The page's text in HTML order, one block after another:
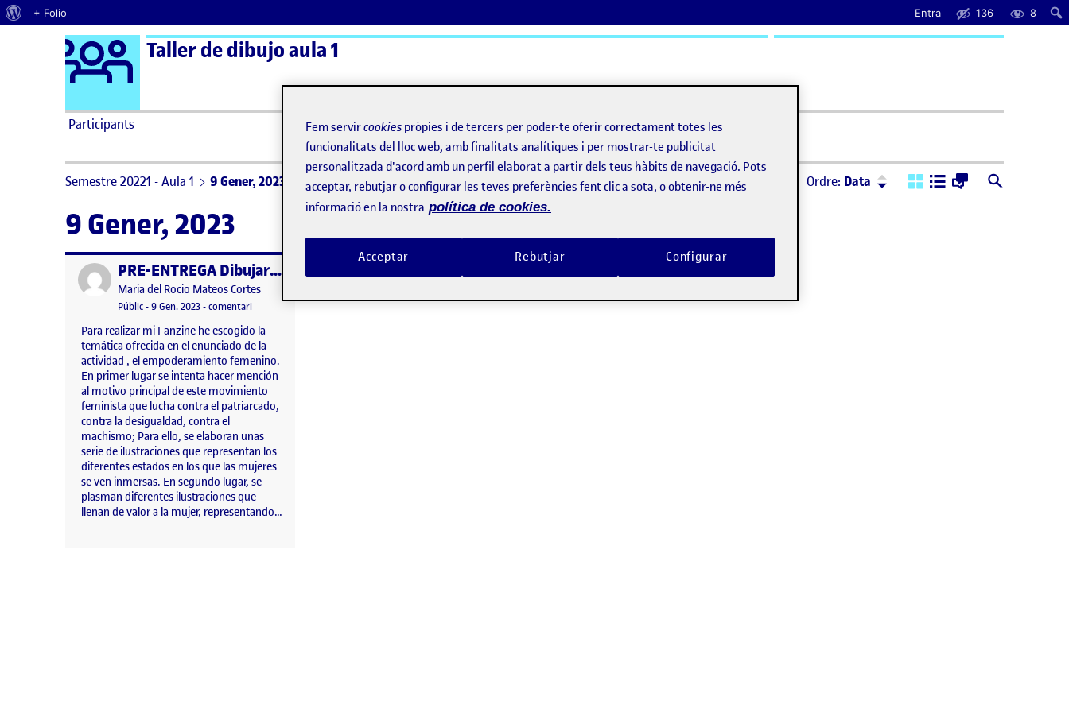
Quant al WordPress
+ Folio Entra 136 8
Saltar al contingut Logo Ágora
Taller de dibujo aula 1
Participants ActiFolios Ajuda
Semestre 20221 - Aula 1 9 Gener, 2023 Ordre: Data Ordre: Descendent
9 Gener, 2023
Publicat per PRE-ENTREGA Dibujar para transformar
Publicat per
Maria del Rocio Mateos Cortes
Visibilitat:
Públic-Data de publicació
9 Gen. 2023-comentariel PRE-ENTREGA Dibujar para transformar
Para realizar mi Fanzine he escogido la
temática ofrecida en el enunciado de la
actividad , el empoderamiento femenino.
En primer lugar se intenta hacer mención
al motivo principal de este movimiento
feminista que lucha contra el patriarcado,
contra la desigualdad, contra el
machismo; Para ello, se elaboran unas
serie de ilustraciones que representan los
diferentes estados en los que las mujeres
se ven inmersas. En segundo lugar, se
plasman diferentes ilustraciones que
llenan de valor a la mujer, representando…
Fem servircookies pròpies i de tercers per poder-te oferir correctament totes les
funcionalitats del lloc web, amb finalitats analítiques i per mostrar-te publicitat
personalitzada d'acord amb un perfil elaborat a partir dels teus hàbits de navegació. Pots
acceptar, rebutjar o configurar les teves preferències fent clic a sota, o obtenir-ne més
informació en la nostra política de cookies.
Rebutjar
Acceptar Configurar